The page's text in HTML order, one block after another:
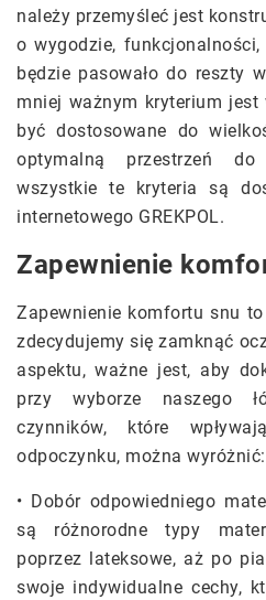
należy przemyśleć jest
o wygodzie,
będzie pasowało do reszty
mniej ważnym kryterium
być dostosowane do
optymalną przestrzeń
wszystkie te kryteria są
internetowego GREKPOL.
Zapewnienie
Zapewnienie komfortu snu
zdecydujemy się zamknąć
aspektu, ważne jest, aby
przy wyborze naszego
czynników, które
odpoczynku, można wyróżnić:
• Dobór odpowiedniego
są różnorodne typy
poprzez lateksowe, aż po
swoje indywidualne cechy,